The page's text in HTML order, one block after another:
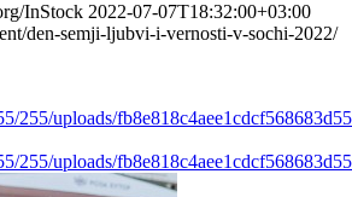
InStock 2022-07-07T18:32:00+03:00
den-semji-ljubvi-i-vernosti-v-sochi-2022/
255/uploads/
255/uploads/